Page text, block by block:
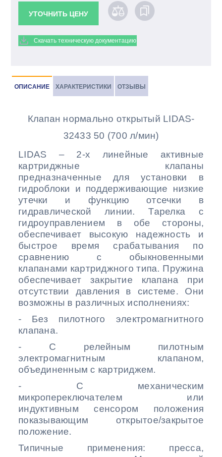
УТОЧНИТЬ ЦЕНУ
Скачать техническую документацию
ОПИСАНИЕ ХАРАКТЕРИСТИКИ ОТЗЫВЫ
Клапан нормально открытый LIDAS-
32433 50 (700 л/мин)
LIDAS – 2-х линейные активные
картриджные клапаны
предназначенные для установки в
гидроблоки и поддерживающие низкие
утечки и функцию отсечки в
гидравлической линии. Тарелка с
гидроуправлением в обе стороны,
обеспечивает высокую надежность и
быстрое время срабатывания по
сравнению с обыкновенными
клапанами картриджного типа. Пружина
обеспечивает закрытие клапана при
отсутствии давления в системе. Они
возможны в различных исполнениях:
- Без пилотного электромагнитного
клапана.
- С релейным пилотным
электромагнитным клапаном,
объединенным с картриджем.
- С механическим
микропереключателем или
индуктивным сенсором положения
показывающим открытое/закрытое
положение.
Типичные применения: пресса,